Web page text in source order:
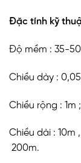
Đặc tính kỹ
Độ mềm : 35-50
Chiều dày :
Chiều rộng : 1m ;
Chiều dài : 10m
200m.